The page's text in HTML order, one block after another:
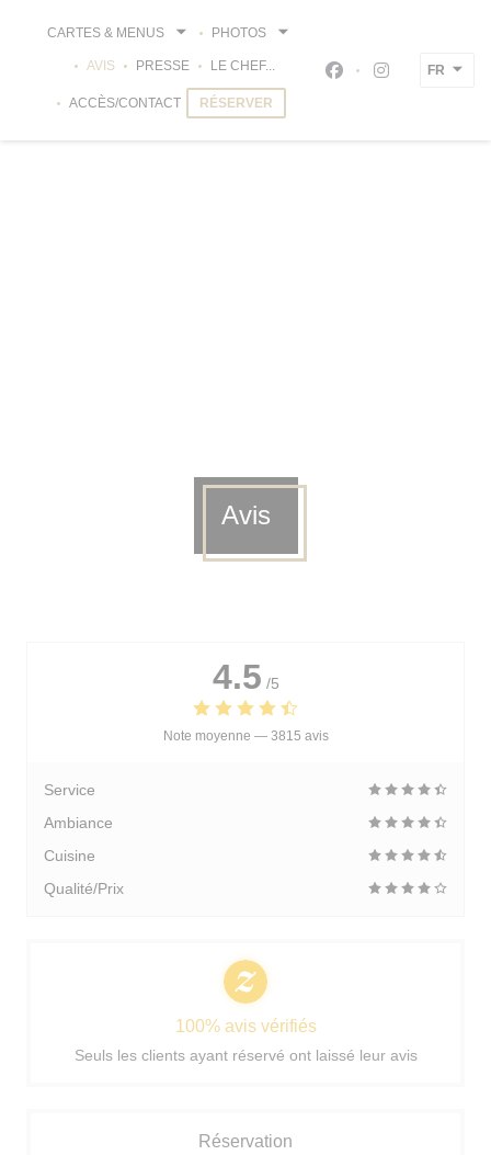
CARTES & MENUS PHOTOS
AVIS PRESSE LE CHEF...
ACCÈS/CONTACT RÉSERVER
Facebook ((ouvre
Instagram
FR
Avis
4.5 /5
Note moyenne — 3815 avis
Service
Ambiance
Cuisine
Qualité/Prix
100% avis vérifiés
Seuls les clients ayant réservé ont laissé leur avis
Réservation